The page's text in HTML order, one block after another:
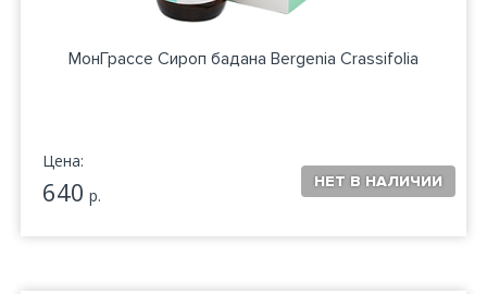
МонГрассе Сироп бадана Bergenia Crassifolia
Цена:
640 р.